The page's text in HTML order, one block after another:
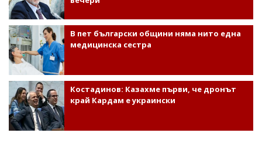
В пет български общини няма нито една
медицинска сестра
Костадинов: Казахме първи, че дронът
край Кардам е украински